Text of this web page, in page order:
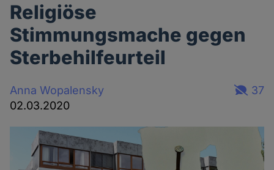
Religiöse
Stimmungsmache gegen
Sterbehilfeurteil
Anna Wopalensky
02.03.2020
37